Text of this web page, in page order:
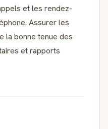
et les rendez-
Assurer les
la bonne tenue des
et rapports